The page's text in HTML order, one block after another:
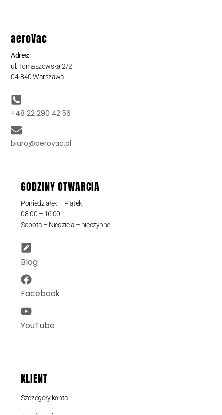
aeroVac
Adres:
ul. Tomaszowska 2/2
04-840 Warszawa
+48 22 290 42 56
biuro@aerovac.pl
GODZINY OTWARCIA
Poniedziałek – Piątek
08:00 – 16:00
Sobota – Niedziela – nieczynne
Blog
Facebook
YouTube
KLIENT
Szczegóły konta